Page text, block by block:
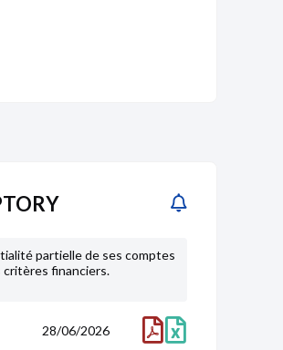
partielle de ses comptes
critères financiers.
28/06/2026